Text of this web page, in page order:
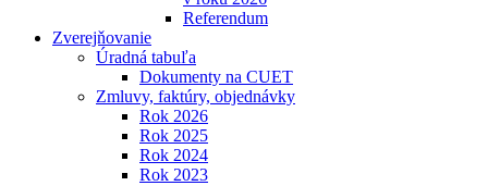
Referendum
Zverejňovanie
Úradná tabuľa
Dokumenty na CUET
Zmluvy, faktúry, objednávky
Rok 2026
Rok 2025
Rok 2024
Rok 2023